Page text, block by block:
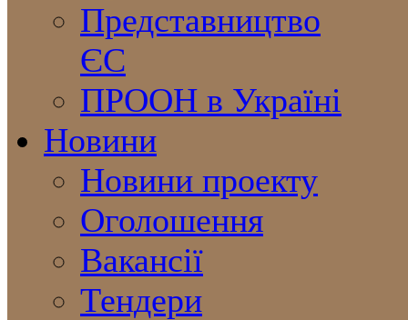
Представництво
ЄС
ПРООН в Україні
Новини
Новини проекту
Оголошення
Вакансії
Тендери